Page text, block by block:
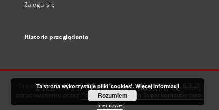
Zaloguj się
Historia przeglądania
Ten serwis działa dzięki oprogramowaniuDInGO dLibra 6.3.21
Poznańskie Centrum Superkomputerowo-
Sieciowe
Ta strona wykorzystuje pliki 'cookies'. Więcej informacji
Rozumiem